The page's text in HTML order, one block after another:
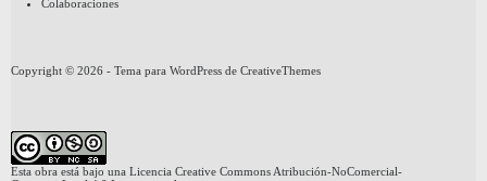
Colaboraciones
Copyright © 2026 - Tema para WordPress de CreativeThemes
Esta obra está bajo una Licencia Creative Commons Atribución-NoComercial-